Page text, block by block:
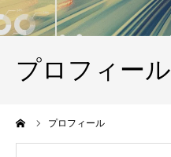
プロフィール
プロフィール